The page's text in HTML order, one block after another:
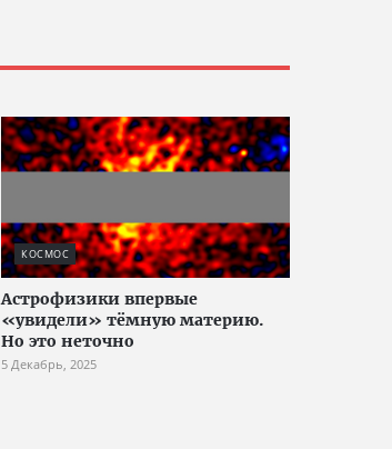
КОСМОС
Астрофизики впервые
«увидели» тёмную материю.
Но это неточно
5 Декабрь, 2025